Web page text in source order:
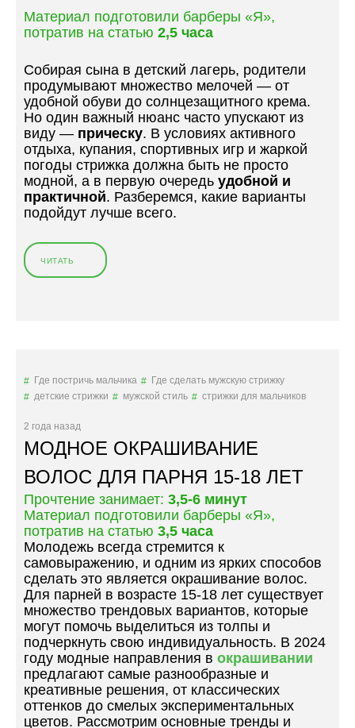
Материал подготовили барберы «Я»,
потратив на статью 2,5 часа
Собирая сына в детский лагерь, родители
продумывают множество мелочей — от
удобной обуви до солнцезащитного крема.
Но один важный нюанс часто упускают из
виду — прическу. В условиях активного
отдыха, купания, спортивных игр и жаркой
погоды стрижка должна быть не просто
модной, а в первую очередь удобной и
практичной. Разберемся, какие варианты
подойдут лучше всего.
ЧИТАТЬ
П
Н
Р
Ч
Е
С
К
И
Д
Л
Я
Д
Е
Т
С
К
О
Г
О
Где постричь мальчика
Где сделать мужскую стрижку
детские стрижки
мужской стиль стрижки для мальчиков
2 года назад
МОДНОЕ ОКРАШИВАНИЕ
ВОЛОС ДЛЯ ПАРНЯ 15-18 ЛЕТ
Прочтение занимает: 3,5-6 минут
Материал подготовили барберы «Я»,
потратив на статью 3,5 часа
Молодежь всегда стремится к
самовыражению, и одним из ярких способов
сделать это является окрашивание волос.
Для парней в возрасте 15-18 лет существует
множество трендовых вариантов, которые
могут помочь выделиться из толпы и
подчеркнуть свою индивидуальность. В 2024
году модные направления в окрашивании
предлагают самые разнообразные и
креативные решения, от классических
оттенков до смелых экспериментальных
цветов. Рассмотрим основные тренды и